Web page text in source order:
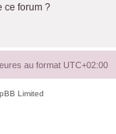
ce forum ?
au format UTC+02:00
Limited